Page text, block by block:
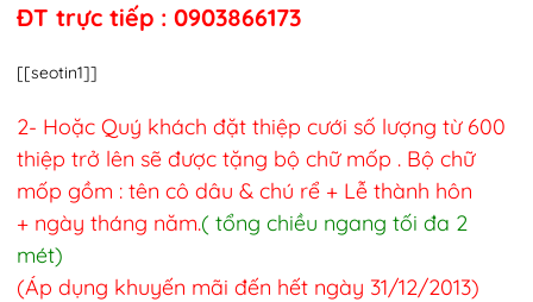
ĐT trực tiếp : 0903866173
[[seotin1]]
2- Hoặc Quý khách đặt thiệp cưới số lượng từ 600
thiệp trở lên sẽ được tặng bộ chữ mốp . Bộ chữ
mốp gồm : tên cô dâu & chú rể + Lễ thành hôn
+ ngày tháng năm.( tổng chiều ngang tối đa 2
mét)
(Áp dụng khuyến mãi đến hết ngày 31/12/2013)